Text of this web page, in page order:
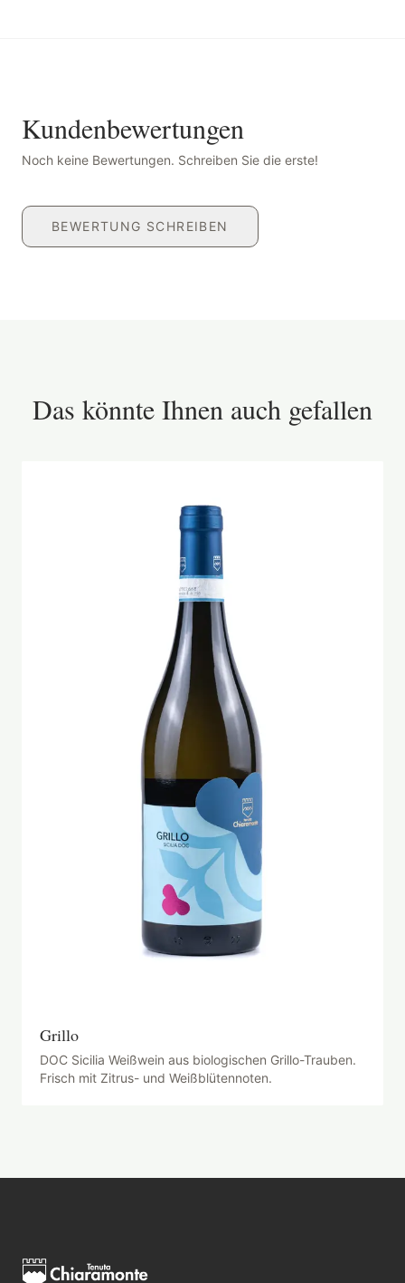
Kundenbewertungen
Noch keine Bewertungen. Schreiben Sie die erste!
BEWERTUNG SCHREIBEN
Das könnte Ihnen auch gefallen
Grillo
DOC Sicilia Weißwein aus biologischen Grillo-Trauben.
Frisch mit Zitrus- und Weißblütennoten.